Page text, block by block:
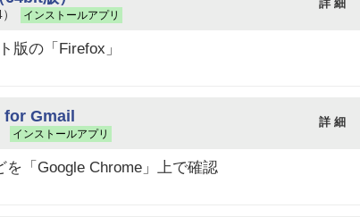
インストールアプリ
詳 細
版の「Firefox」
for Gmail
インストールアプリ
詳 細
を「Google Chrome」上で確認